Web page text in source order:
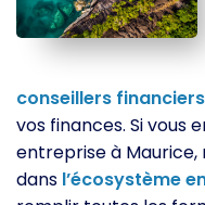
conseillers
vos finances. Si vous
entreprise à Maurice,
dans l’écosystème